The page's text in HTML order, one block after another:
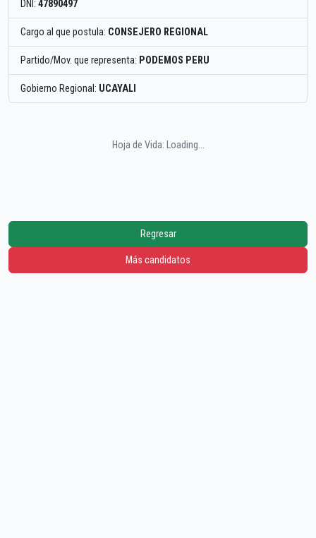
DNI: 47890497
Cargo al que postula: CONSEJERO REGIONAL
Partido/Mov. que representa: PODEMOS PERU
Gobierno Regional: UCAYALI
Hoja de Vida: Loading...
Regresar
Más candidatos